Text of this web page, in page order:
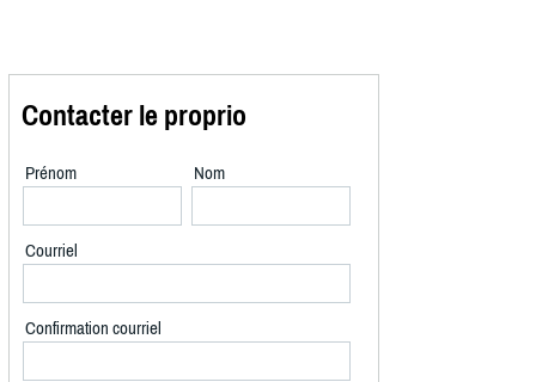
Contacter le proprio
Prénom Nom
Courriel
Confirmation courriel